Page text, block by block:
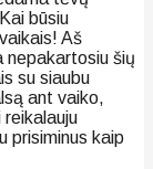
būsiu
Aš
nepakartosiu šių
su siaubu
ant vaiko,
prisiminus kaip